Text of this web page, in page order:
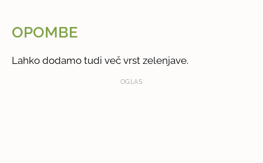
OPOMBE
Lahko dodamo tudi več vrst zelenjave.
OGLAS